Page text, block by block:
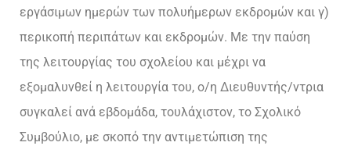
εργάσιμων ημερών των πολυήμερων εκδρομών και γ)
περικοπή περιπάτων και εκδρομών. Με την παύση
της λειτουργίας του σχολείου και μέχρι να
εξομαλυνθεί η λειτουργία του, ο/η Διευθυντής/ντρια
συγκαλεί ανά εβδομάδα, τουλάχιστον, το Σχολικό
Συμβούλιο, με σκοπό την αντιμετώπιση της